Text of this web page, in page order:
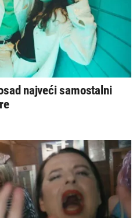
najveći samostalni